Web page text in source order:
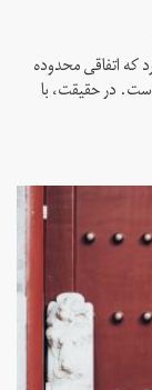
کرد که اتفاقی محدوده
در حقیقت، با